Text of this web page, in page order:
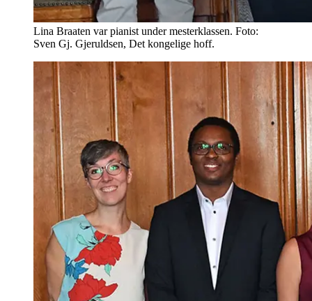
Lina Braaten var pianist under mesterklassen. Foto:
Sven Gj. Gjeruldsen, Det kongelige hoff.